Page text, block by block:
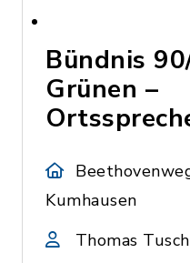
Bündnis
Grünen –
Kumhausen
Thomas